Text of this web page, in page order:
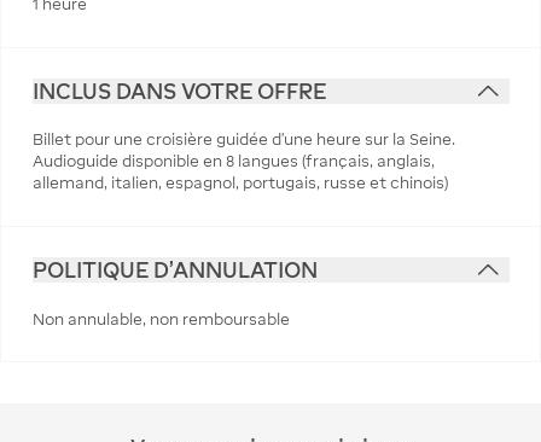
1 heure
INCLUS DANS VOTRE OFFRE
Billet pour une croisière guidée d'une heure sur la Seine.
Audioguide disponible en 8 langues (français, anglais,
allemand, italien, espagnol, portugais, russe et chinois)
POLITIQUE D'ANNULATION
Non annulable, non remboursable